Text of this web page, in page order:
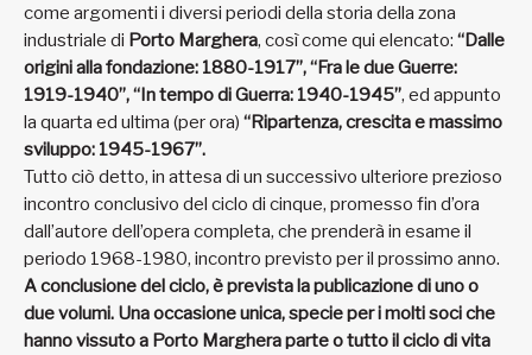
come argomenti i diversi periodi della storia della zona
industriale di Porto Marghera, così come qui elencato: “Dalle
origini alla fondazione: 1880-1917”, “Fra le due Guerre:
1919-1940”, “In tempo di Guerra: 1940-1945”, ed appunto
la quarta ed ultima (per ora) “Ripartenza, crescita e massimo
sviluppo: 1945-1967”.
Tutto ciò detto, in attesa di un successivo ulteriore prezioso
incontro conclusivo del ciclo di cinque, promesso fin d’ora
dall’autore dell’opera completa, che prenderà in esame il
periodo 1968-1980, incontro previsto per il prossimo anno.
A conclusione del ciclo, è prevista la publicazione di uno o
due volumi. Una occasione unica, specie per i molti soci che
hanno vissuto a Porto Marghera parte o tutto il ciclo di vita